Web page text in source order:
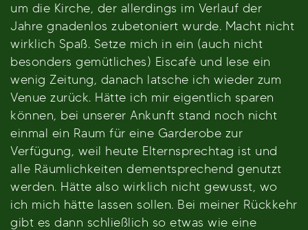
um die Kirche, der allerdings im Verlauf der
Jahre gnadenlos zubetoniert wurde. Macht nicht
wirklich Spaß. Setze mich in ein (auch nicht
besonders gemütliches) Eiscafè und lese ein
wenig Zeitung, danach latsche ich wieder zum
Venue zurück. Hätte ich mir eigentlich sparen
können, bei unserer Ankunft stand noch nicht
einmal ein Raum für eine Garderobe zur
Verfügung, weil heute Elternsprechtag ist und
alle Räumlichkeiten dementsprechend genutzt
werden. Hätte also wirklich nicht gewusst, wo
ich mich hätte lassen sollen. Bei meiner Rückkehr
gibt es dann schließlich so etwas wie eine